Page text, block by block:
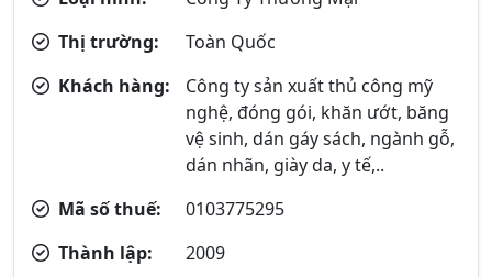
Thị trường:
Toàn Quốc
Khách hàng:
Công ty sản xuất thủ công mỹ
nghệ, đóng gói, khăn ướt, băng
vệ sinh, dán gáy sách, ngành gỗ,
dán nhãn, giày da, y tế,..
Mã số thuế:
0103775295
Thành lập:
2009